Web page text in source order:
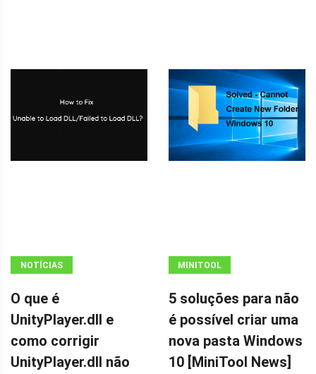
NOTÍCIAS
O que é
UnityPlayer.dll e
como corrigir
UnityPlayer.dll não
MINITOOL
5 soluções para não
é possível criar uma
nova pasta Windows
10 [MiniTool News]